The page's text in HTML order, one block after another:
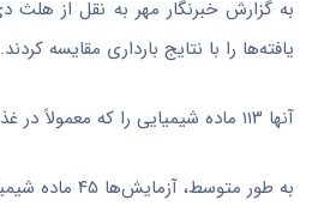
یافته‌ها را با نتایج بارداری مقایسه کردند.
آنها ۱۱۳ ماده شیمیایی را که معمولاً در غذا، آب، آلودگی هوا، محصولات مراقبت شخصی، عطرها و سایر وسایل خانگی یافت می‌شوند، غربالگری کردند.
به طور متوسط، آزمایش‌ها ۴۵ ماده شیمیایی را در هر نمونه شناسایی کردند که در برخی از شرکت‌کنندگان تا ۶۴ ماده یافت شد.